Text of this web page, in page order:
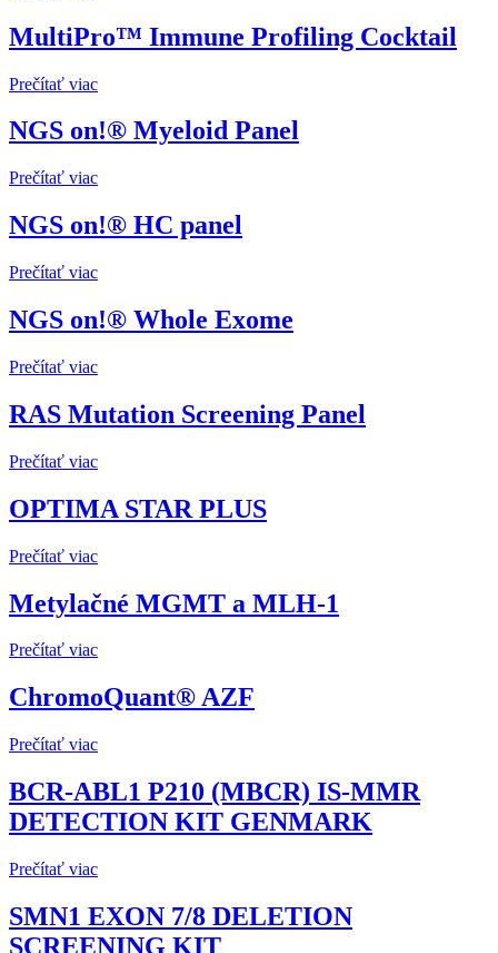
MultiPro™ Immune Profiling Cocktail
Prečítať viac
NGS on!® Myeloid Panel
Prečítať viac
NGS on!® HC panel
Prečítať viac
NGS on!® Whole Exome
Prečítať viac
RAS Mutation Screening Panel
Prečítať viac
OPTIMA STAR PLUS
Prečítať viac
Metylačné MGMT a MLH-1
Prečítať viac
ChromoQuant® AZF
Prečítať viac
BCR-ABL1 P210 (MBCR) IS-MMR
DETECTION KIT GENMARK
Prečítať viac
SMN1 EXON 7/8 DELETION
SCREENING KIT